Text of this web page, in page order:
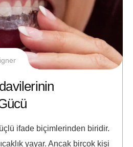
ifade biçimlerinden biridir.
yayar. Ancak birçok kişi